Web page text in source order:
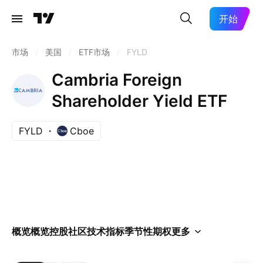
开始
市场 美国 ETF市场 FYLD
Cambria Foreign
Shareholder Yield ETF
FYLD Cboe
概览概览控股社区技术指标季节性期权更多